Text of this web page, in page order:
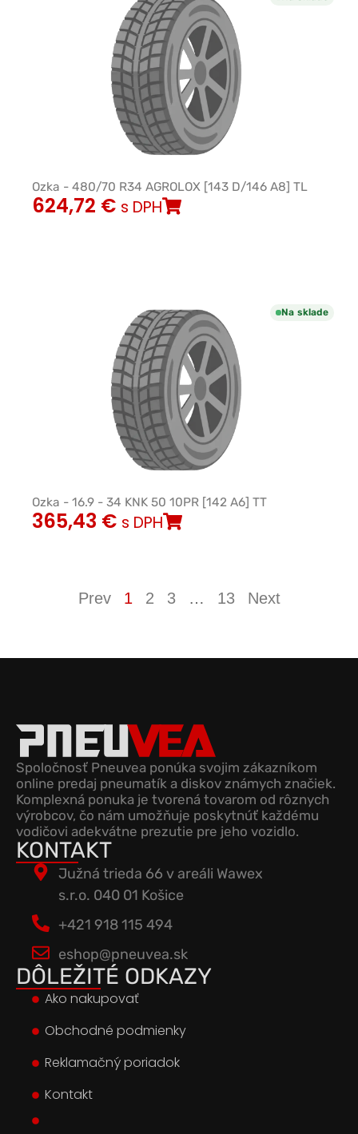
Ozka - 480/70 R34 AGROLOX [143 D/146 A8] TL
624,72 € s DPH
Na sklade
Ozka - 16.9 - 34 KNK 50 10PR [142 A6] TT
365,43 € s DPH
Prev 1 2 3 … 13 Next
Spoločnosť Pneuvea ponúka svojim zákazníkom
online predaj pneumatík a diskov známych značiek.
Komplexná ponuka je tvorená tovarom od rôznych
výrobcov, čo nám umožňuje poskytnúť každému
vodičovi adekvátne prezutie pre jeho vozidlo.
KONTAKT
Južná trieda 66 v areáli Wawex
s.r.o. 040 01 Košice
+421 918 115 494
eshop@pneuvea.sk
DÔLEŽITÉ ODKAZY
Ako nakupovať
Obchodné podmienky
Reklamačný poriadok
Kontakt